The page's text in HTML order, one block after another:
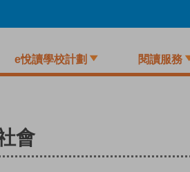
e悅讀學校計劃 閱讀服務
會